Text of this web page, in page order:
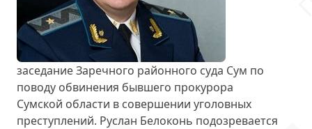
заседание Заречного районного суда Сум по
поводу обвинения бывшего прокурора
Сумской области в совершении уголовных
преступлений. Руслан Белоконь подозревается